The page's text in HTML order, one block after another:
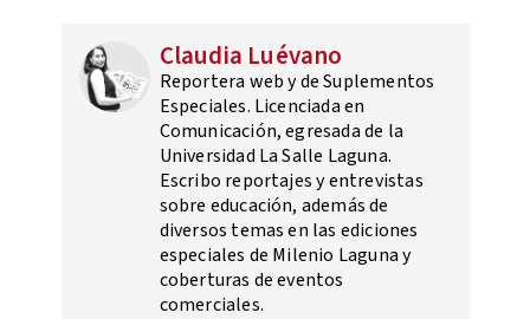
Claudia Luévano
Reportera web y de Suplementos
Especiales. Licenciada en
Comunicación, egresada de la
Universidad La Salle Laguna.
Escribo reportajes y entrevistas
sobre educación, además de
diversos temas en las ediciones
especiales de Milenio Laguna y
coberturas de eventos
comerciales.